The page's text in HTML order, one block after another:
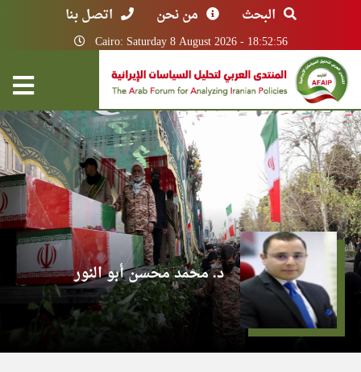
البحث من نحن اتصل بنا
Cairo: Saturday 8 August 2026 - 18:52:56
د. محمد محسن أبو النور